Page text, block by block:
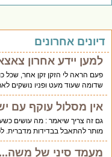
אחרונים
למען יידע אחרון
פעם הראה לי הזקן זקן אחר, שכל
שדומה שעוד מעט ופניו נושקים לארץ.
אין מסלול עוקף עם
גם זה צריך שיאמר : מה עושים כשעם
מותר להתאבל בבדידות מדברית.
מעמד סיני של משה...